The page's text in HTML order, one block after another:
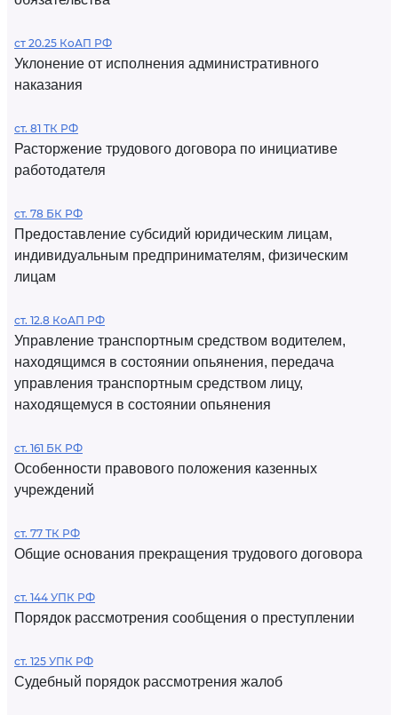
ст 20.25 КоАП РФ
Уклонение от исполнения административного
наказания
ст. 81 ТК РФ
Расторжение трудового договора по инициативе
работодателя
ст. 78 БК РФ
Предоставление субсидий юридическим лицам,
индивидуальным предпринимателям, физическим
лицам
ст. 12.8 КоАП РФ
Управление транспортным средством водителем,
находящимся в состоянии опьянения, передача
управления транспортным средством лицу,
находящемуся в состоянии опьянения
ст. 161 БК РФ
Особенности правового положения казенных
учреждений
ст. 77 ТК РФ
Общие основания прекращения трудового договора
ст. 144 УПК РФ
Порядок рассмотрения сообщения о преступлении
ст. 125 УПК РФ
Судебный порядок рассмотрения жалоб